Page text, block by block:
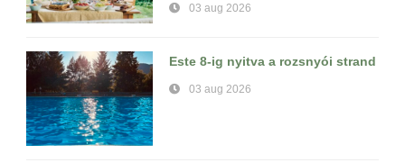
03 aug 2026
Este 8-ig nyitva a rozsnyói strand
03 aug 2026